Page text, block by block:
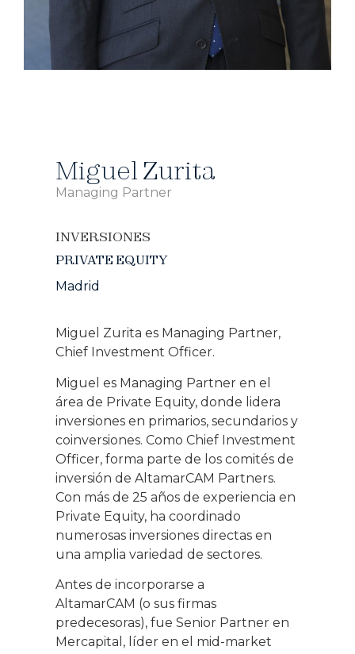
Miguel Zurita
Managing Partner
INVERSIONES
PRIVATE EQUITY
Madrid
Miguel Zurita es Managing Partner,
Chief Investment Officer.
Miguel es Managing Partner en el
área de Private Equity, donde lidera
inversiones en primarios, secundarios y
coinversiones. Como Chief Investment
Officer, forma parte de los comités de
inversión de AltamarCAM Partners.
Con más de 25 años de experiencia en
Private Equity, ha coordinado
numerosas inversiones directas en
una amplia variedad de sectores.
Antes de incorporarse a
AltamarCAM (o sus firmas
predecesoras), fue Senior Partner en
Mercapital, líder en el mid-market